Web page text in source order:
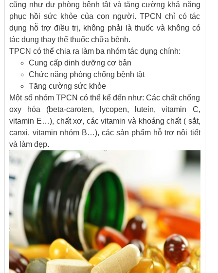
cũng như dự phòng bệnh tật và tăng cường khả năng
phục hồi sức khỏe của con người. TPCN chỉ có tác
dụng hỗ trợ điều trị, không phải là thuốc và không có
tác dụng thay thế thuốc chữa bệnh.
TPCN có thể chia ra làm ba nhóm tác dụng chính:
Cung cấp dinh dưỡng cơ bản
Chức năng phòng chống bệnh tật
Tăng cường sức khỏe
Một số nhóm TPCN có thể kể đến như: Các chất chống
oxy hóa (beta-caroten, lycopen, lutein, vitamin C,
vitamin E…), chất xơ, các vitamin và khoáng chất ( sắt,
canxi, vitamin nhóm B…), các sản phẩm hỗ trợ nội tiết
và làm đẹp.